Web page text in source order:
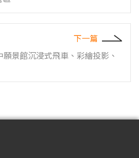
下一篇
景館沉浸式飛車、彩繪投影、